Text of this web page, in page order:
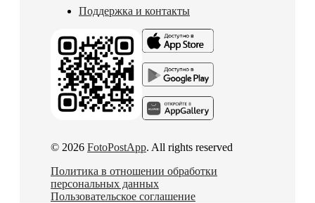
Поддержка и контакты
© 2026 FotoPostApp. All rights reserved
Политика в отношении обработки
персональных данных
Пользовательское соглашение